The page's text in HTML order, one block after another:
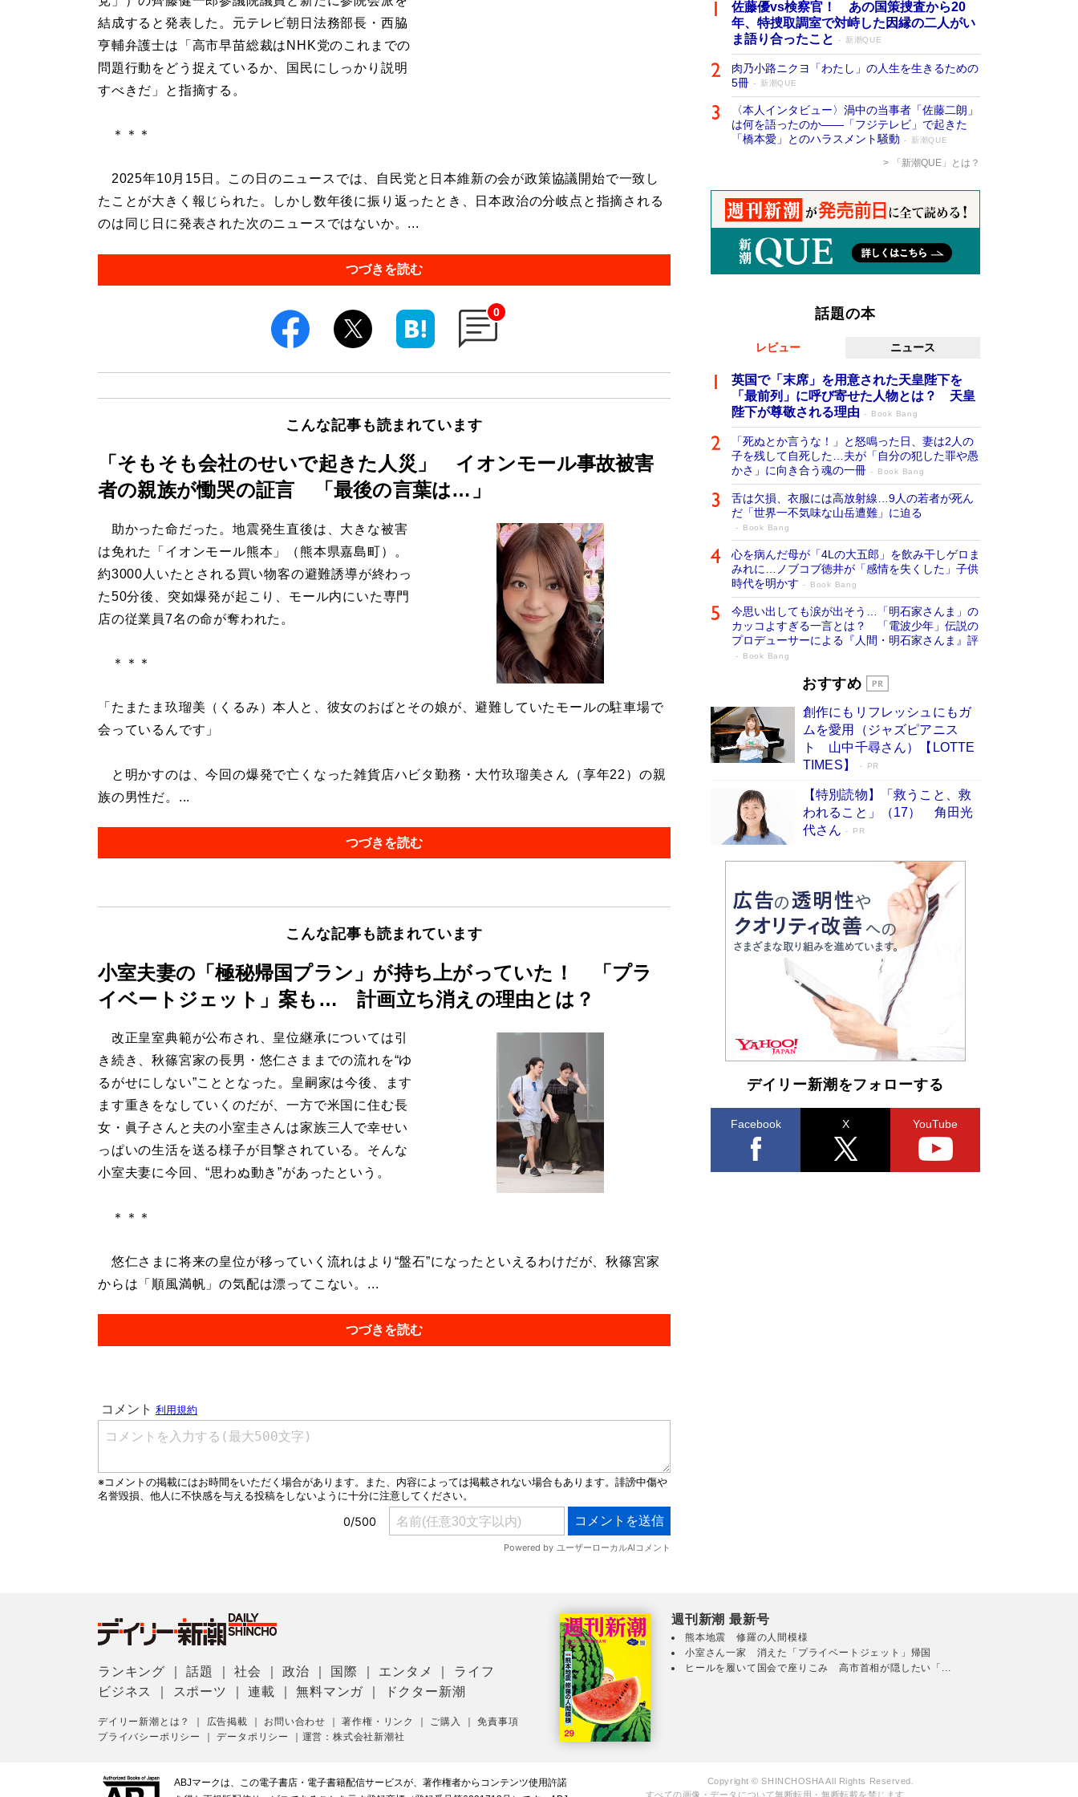
結成すると発表した。元テレビ朝日法務部長・西脇
亨輔弁護士は「高市早苗総裁はNHK党のこれまでの
問題行動をどう捉えているか、国民にしっかり説明
すべきだ」と指摘する。
＊＊＊
2025年10月15日。この日のニュースでは、自民党と日本維新の会が政策協議開始で一致し
たことが大きく報じられた。しかし数年後に振り返ったとき、日本政治の分岐点と指摘される
のは同じ日に発表された次のニュースではないか。...
つづきを読む
0
こんな記事も読まれています
「そもそも会社のせいで起きた人災」 イオンモール事故被害
者の親族が慟哭の証言 「最後の言葉は…」
助かった命だった。地震発生直後は、大きな被害
は免れた「イオンモール熊本」（熊本県嘉島町）。
約3000人いたとされる買い物客の避難誘導が終わっ
た50分後、突如爆発が起こり、モール内にいた専門
店の従業員7名の命が奪われた。
＊＊＊
「たまたま玖瑠美（くるみ）本人と、彼女のおばとその娘が、避難していたモールの駐車場で
会っているんです」
と明かすのは、今回の爆発で亡くなった雑貨店ハビタ勤務・大竹玖瑠美さん（享年22）の親
族の男性だ。...
つづきを読む
こんな記事も読まれています
小室夫妻の「極秘帰国プラン」が持ち上がっていた！ 「プラ
イベートジェット」案も… 計画立ち消えの理由とは？
改正皇室典範が公布され、皇位継承については引
き続き、秋篠宮家の長男・悠仁さままでの流れを“ゆ
るがせにしない”こととなった。皇嗣家は今後、ます
ます重きをなしていくのだが、一方で米国に住む長
女・眞子さんと夫の小室圭さんは家族三人で幸せい
っぱいの生活を送る様子が目撃されている。そんな
小室夫妻に今回、“思わぬ動き”があったという。
＊＊＊
悠仁さまに将来の皇位が移っていく流れはより“盤石”になったといえるわけだが、秋篠宮家
からは「順風満帆」の気配は漂ってこない。...
つづきを読む
佐藤優vs検察官！ あの国策捜査から20
年、特捜取調室で対峙した因縁の二人がい
ま語り合ったこと
新潮QUE
肉乃小路ニクヨ「わたし」の人生を生きるための
5冊
新潮QUE
〈本人インタビュー〉渦中の当事者「佐藤二朗」
は何を語ったのか――「フジテレビ」で起きた
「橋本愛」とのハラスメント騒動
新潮QUE
「新潮QUE」とは？
話題の本
レビュー ニュース
英国で「末席」を用意された天皇陛下を
「最前列」に呼び寄せた人物とは？ 天皇
陛下が尊敬される理由
Book Bang
「死ぬとか言うな！」と怒鳴った日、妻は2人の
子を残して自死した…夫が「自分の犯した罪や愚
かさ」に向き合う魂の一冊
Book Bang
舌は欠損、衣服には高放射線…9人の若者が死ん
だ「世界一不気味な山岳遭難」に迫る
Book Bang
心を病んだ母が「4Lの大五郎」を飲み干しゲロま
みれに…ノブコブ徳井が「感情を失くした」子供
時代を明かす
Book Bang
今思い出しても涙が出そう…「明石家さんま」の
カッコよすぎる一言とは？ 「電波少年」伝説の
プロデューサーによる『人間・明石家さんま』評
Book Bang
「宇宙兄弟」最終46巻がベストセラー1
物語に幕 特装版には「宇宙で描かれたマ
ンガ」も収録
Book Bang
美輪明宏 晩年の回答を集めた『ほほえんで生き
るための人生相談』がランクイン［エンターテイ
メントベストセラー］
Book Bang
「『火垂るの墓』は、大嘘である」原作者が抱き
続けた“自責の念”とは…「自己憐憫は描きたくな
い」監督が徹底的にこだわったこと（後編） #
戦争の記憶
Book Bang
東野圭吾、伊坂幸太郎の人気シリーズ最新作どち
らも文庫化 映画化された直木賞受賞作もランク
イン［文庫ベストセラー］
Book Bang
皇室はなぜ世界から尊敬されているのか？ 「天
皇陛下はお元気でおられるか」がサウジ国王の第
一声になる理由
おすすめ
創作にもリフレッシュにもガ
ムを愛用（ジャズピアニス
ト 山中千尋さん）【LOTTE
TIMES】
PR
【特別読物】「救うこと、救
われること」（17） 角田光
代さん
PR
デイリー新潮をフォローする
Facebook X YouTube
ランキング ｜話題 ｜社会 ｜政治 国際 エンタメ
ライフ
ビジネス
スポーツ ｜連載 ｜無料マンガ ドクター新潮
デイリー新潮とは？ 広告掲載 お問い合わせ ｜著作権・リンク ご購入 ｜免責事項
プライバシーポリシー
｜データポリシー 運営：株式会社新潮社
週刊新潮 最新号
熊本地震 修羅の人間模様
小室さん一家 消えた「プライベートジェット」帰国
ヒールを履いて国会で座りこみ 高市首相が隠したい「...
ABJマークは、この電子書店・電子書籍配信サービスが、著作権者からコンテンツ使用許諾
Copyright © SHINCHOSHA All Rights Reserved.
すべての画像・データについて無断転用・無断転載を禁じます。